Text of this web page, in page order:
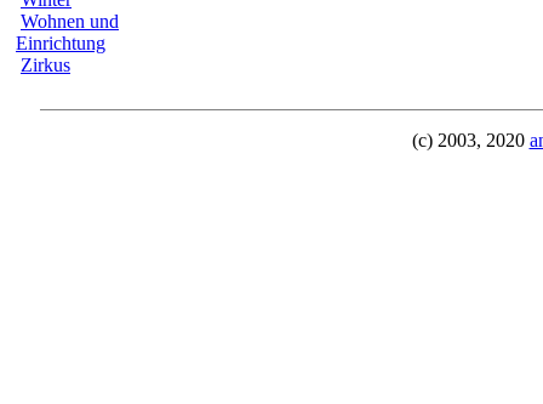
Wohnen und
Einrichtung
Zirkus
(c) 2003, 2020